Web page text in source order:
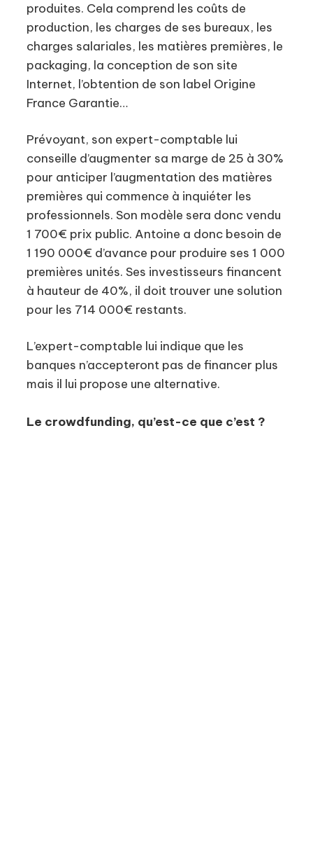
produites. Cela comprend les coûts de
production, les charges de ses bureaux, les
charges salariales, les matières premières, le
packaging, la conception de son site
Internet, l’obtention de son label Origine
France Garantie…
Prévoyant, son expert-comptable lui
conseille d’augmenter sa marge de 25 à 30%
pour anticiper l’augmentation des matières
premières qui commence à inquiéter les
professionnels. Son modèle sera donc vendu
1 700€ prix public. Antoine a donc besoin de
1 190 000€ d’avance pour produire ses 1 000
premières unités. Ses investisseurs financent
à hauteur de 40%, il doit trouver une solution
pour les 714 000€ restants.
L’expert-comptable lui indique que les
banques n’accepteront pas de financer plus
mais il lui propose une alternative.
Le crowdfunding, qu’est-ce que c’est ?